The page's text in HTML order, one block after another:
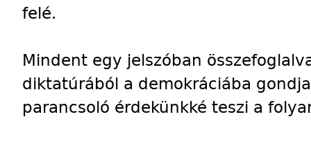
felé.
Mindent egy jelszóban
diktatúrából a demokráciába
parancsoló érdekünkké teszi a